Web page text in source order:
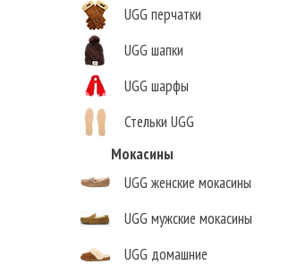
UGG перчатки
UGG шапки
UGG шарфы
Стельки UGG
Мокасины
UGG женские мокасины
UGG мужские мокасины
UGG домашние